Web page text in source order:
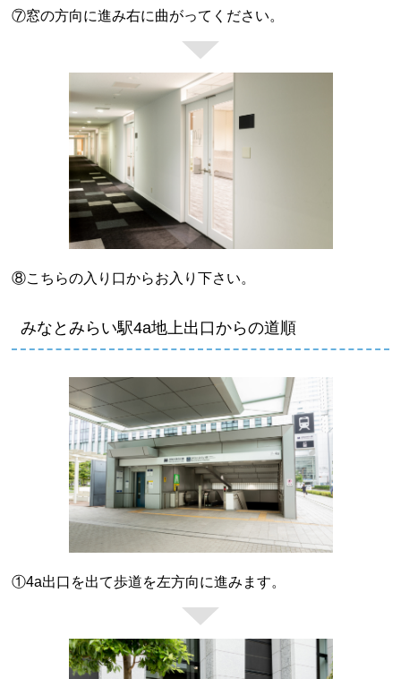
⑦窓の方向に進み右に曲がってください。
⑧こちらの入り口からお入り下さい。
みなとみらい駅4a地上出口からの道順
①4a出口を出て歩道を左方向に進みます。